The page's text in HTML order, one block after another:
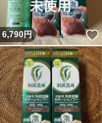
いいね！
6,790円